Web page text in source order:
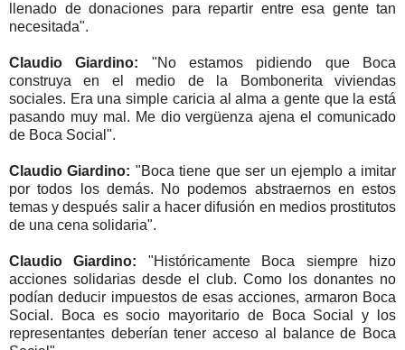
llenado de donaciones para repartir entre esa gente tan
necesitada".
Claudio Giardino: "No estamos pidiendo que Boca
construya en el medio de la Bombonerita viviendas
sociales. Era una simple caricia al alma a gente que la está
pasando muy mal. Me dio vergüenza ajena el comunicado
de Boca Social".
Claudio Giardino: "Boca tiene que ser un ejemplo a imitar
por todos los demás. No podemos abstraernos en estos
temas y después salir a hacer difusión en medios prostitutos
de una cena solidaria".
Claudio Giardino: "Históricamente Boca siempre hizo
acciones solidarias desde el club. Como los donantes no
podían deducir impuestos de esas acciones, armaron Boca
Social. Boca es socio mayoritario de Boca Social y los
representantes deberían tener acceso al balance de Boca